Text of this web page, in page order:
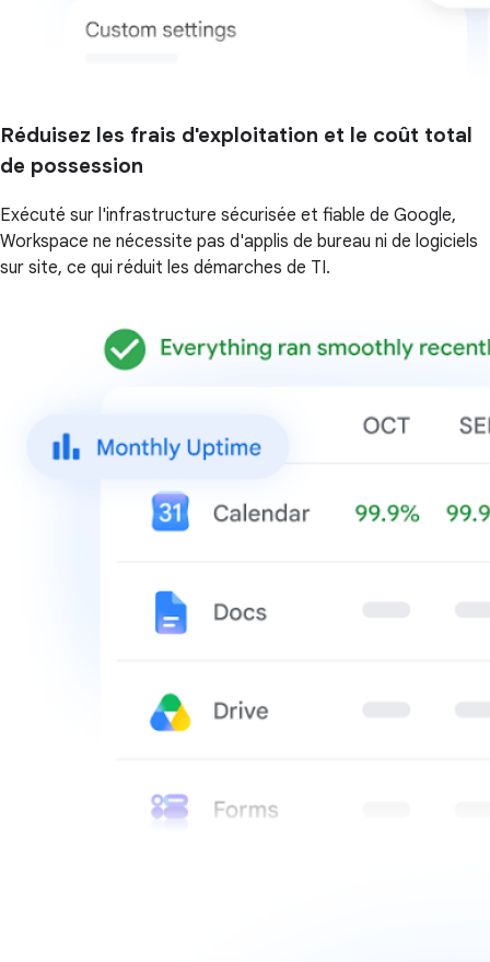
Réduisez les frais d'exploitation et le coût total
de possession
Exécuté sur l'infrastructure sécurisée et fiable de Google,
Workspace ne nécessite pas d'applis de bureau ni de logiciels
sur site, ce qui réduit les démarches de TI.